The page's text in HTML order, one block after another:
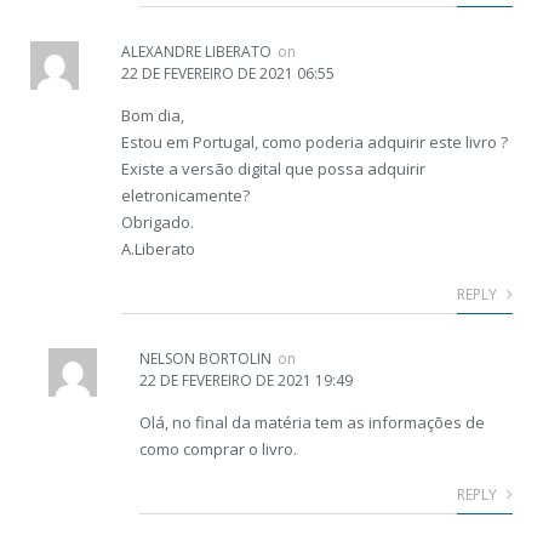
ALEXANDRE LIBERATO on
22 DE FEVEREIRO DE 2021 06:55
Bom dia,
Estou em Portugal, como poderia adquirir este livro ?
Existe a versão digital que possa adquirir
eletronicamente?
Obrigado.
A.Liberato
REPLY
NELSON BORTOLIN on
22 DE FEVEREIRO DE 2021 19:49
Olá, no final da matéria tem as informações de
como comprar o livro.
REPLY